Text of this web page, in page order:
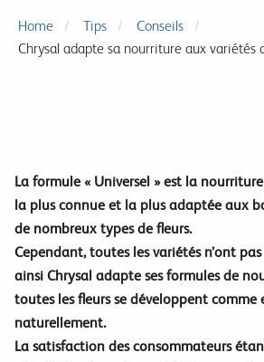
Home Tips
Conseils
Chrysal adapte sa nourriture aux variétés
La formule « Universel » est la
la plus connue et la plus adaptée aux
de nombreux types de fleurs.
Cependant, toutes les variétés n’ont pas
ainsi Chrysal adapte ses formules de
toutes les fleurs se développent comme
naturellement.
La satisfaction des consommateurs